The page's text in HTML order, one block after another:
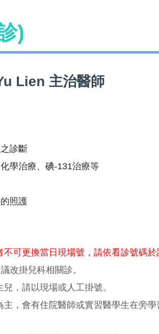
)
Lien 主治醫師
診斷
學治療、碘-131治療等
照護
可更換當日現場號，請依看診號碼於
改掛兒科相關診。
，請以現場或人工掛號。
主，會有住院醫師或實習醫學生在旁